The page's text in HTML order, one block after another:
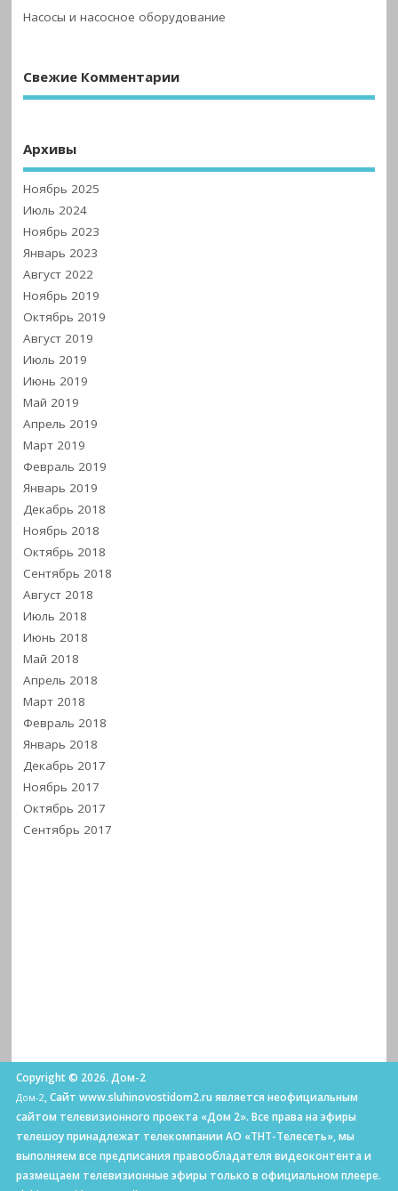
Насосы и насосное оборудование
Свежие Комментарии
Архивы
Ноябрь 2025
Июль 2024
Ноябрь 2023
Январь 2023
Август 2022
Ноябрь 2019
Октябрь 2019
Август 2019
Июль 2019
Июнь 2019
Май 2019
Апрель 2019
Март 2019
Февраль 2019
Январь 2019
Декабрь 2018
Ноябрь 2018
Октябрь 2018
Сентябрь 2018
Август 2018
Июль 2018
Июнь 2018
Май 2018
Апрель 2018
Март 2018
Февраль 2018
Январь 2018
Декабрь 2017
Ноябрь 2017
Октябрь 2017
Сентябрь 2017
Copyright © 2026. Дом-2
Дом-2, Сайт www.sluhinovostidom2.ru является неофициальным
сайтом телевизионного проекта «Дом 2». Все права на эфиры
телешоу принадлежат телекомпании АО «ТНТ-Телесеть», мы
выполняем все предписания правообладателя видеоконтента и
размещаем телевизионные эфиры только в официальном плеере.